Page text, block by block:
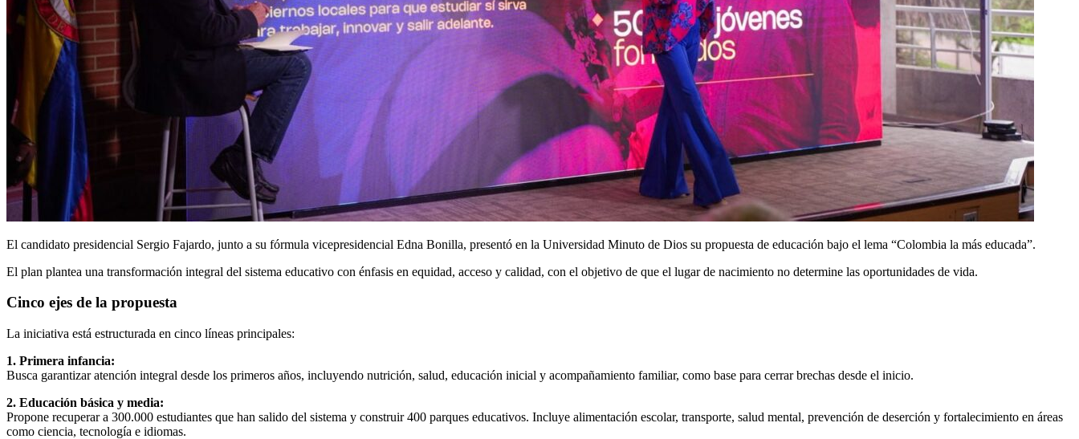
El candidato presidencial Sergio Fajardo, junto a su fórmula vicepresidencial Edna Bonilla, presentó en la Universidad Minuto de Dios su propuesta de educación bajo el lema “Colombia la más educada”.
El plan plantea una transformación integral del sistema educativo con énfasis en equidad, acceso y calidad, con el objetivo de que el lugar de nacimiento no determine las oportunidades de vida.
Cinco ejes de la propuesta
La iniciativa está estructurada en cinco líneas principales:
1. Primera infancia:
Busca garantizar atención integral desde los primeros años, incluyendo nutrición, salud, educación inicial y acompañamiento familiar, como base para cerrar brechas desde el inicio.
2. Educación básica y media:
Propone recuperar a 300.000 estudiantes que han salido del sistema y construir 400 parques educativos. Incluye alimentación escolar, transporte, salud mental, prevención de deserción y fortalecimiento en áreas
como ciencia, tecnología e idiomas.